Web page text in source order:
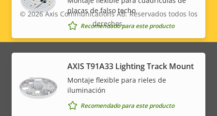
placas de falso techo
Recomendado para este producto
AXIS T91A33 Lighting Track Mount
Montaje flexible para rieles de
iluminación
Recomendado para este producto
Legal
menu
© 2026Axis Communications AB. Reservados todos los
derechos.